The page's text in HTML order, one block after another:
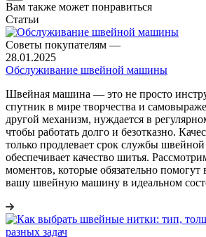
Вам также может понравиться
Статьи
Советы покупателям —
28.01.2025
Обслуживание швейной машины
Швейная машина — это не просто
спутник в мире творчества и
другой механизм, нуждается в
чтобы работать долго и безотказно.
только продлевает срок службы
обеспечивает качество шитья.
моментов, которые обязательно помогут
вашу швейную машину в идеальном